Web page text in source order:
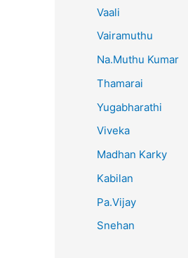
Vaali
Vairamuthu
Na.Muthu Kumar
Thamarai
Yugabharathi
Viveka
Madhan Karky
Kabilan
Pa.Vijay
Snehan